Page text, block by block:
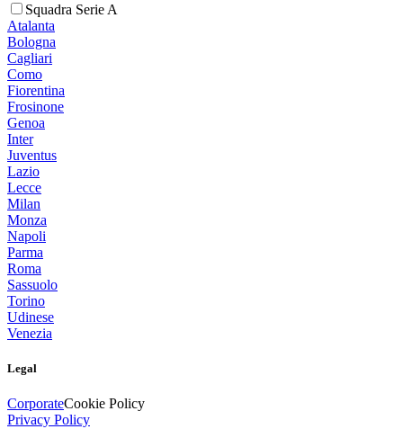
Squadra Serie A
Atalanta
Bologna
Cagliari
Como
Fiorentina
Frosinone
Genoa
Inter
Juventus
Lazio
Lecce
Milan
Monza
Napoli
Parma
Roma
Sassuolo
Torino
Udinese
Venezia
Legal
CorporateCookie Policy
Privacy Policy